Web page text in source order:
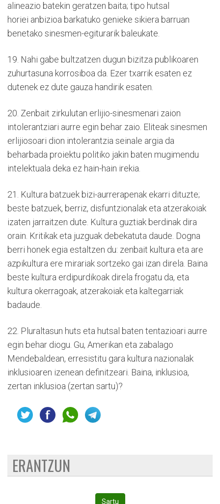
alineazio batekin geratzen baita; tipo hutsal
horiei anbizioa barkatuko genieke sikiera barruan
benetako sinesmen-egiturarik baleukate.
19. Nahi gabe bultzatzen dugun bizitza publikoaren
zuhurtasuna korrosiboa da. Ezer txarrik esaten ez
dutenek ez dute gauza handirik esaten.
20. Zenbait zirkulutan erlijio-sinesmenari zaion
intolerantziari aurre egin behar zaio. Eliteak sinesmen
erlijiosoari dion intolerantzia seinale argia da
beharbada proiektu politiko jakin baten mugimendu
intelektuala deka ez hain-hain irekia.
21. Kultura batzuek bizi-aurrerapenak ekarri dituzte;
beste batzuek, berriz, disfuntzionalak eta atzerakoiak
izaten jarraitzen dute. Kultura guztiak berdinak dira
orain. Kritikak eta juzguak debekatuta daude. Dogna
berri honek egia estaltzen du: zenbait kultura eta are
azpikultura ere mirariak sortzeko gai izan direla. Baina
beste kultura erdipurdikoak direla frogatu da, eta
kultura okerragoak, atzerakoiak eta kaltegarriak
badaude.
22. Pluraltasun huts eta hutsal baten tentazioari aurre
egin behar diogu. Gu, Amerikan eta zabalago
Mendebaldean, erresistitu gara kultura nazionalak
inklusioaren izenean definitzeari. Baina, inklusioa,
zertan inklusioa (zertan sartu)?
ERANTZUN
Sartu